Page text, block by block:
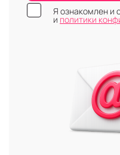
Я ознакомлен и
и политики